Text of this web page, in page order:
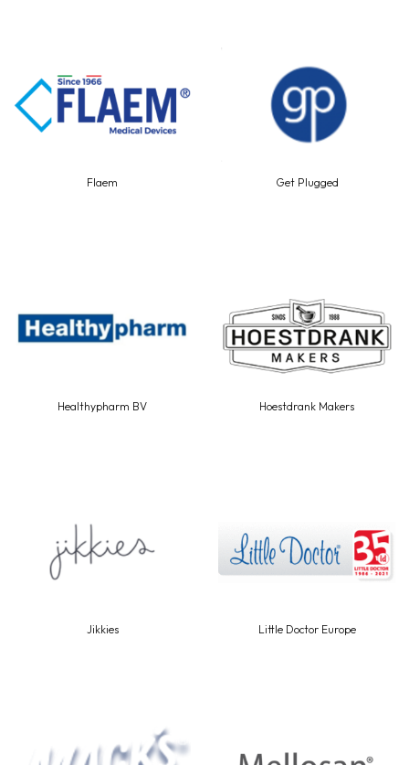
Flaem Get Plugged
Healthypharm BV Hoestdrank Makers
Jikkies Little Doctor Europe